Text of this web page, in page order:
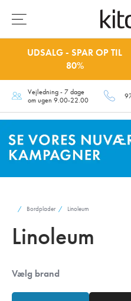
UDSALG - SPAR OP TIL
80%
Vejledning - 7 dage
om ugen 9.00-22.00
Bordplader Linoleum
Linoleum
Vælg brand